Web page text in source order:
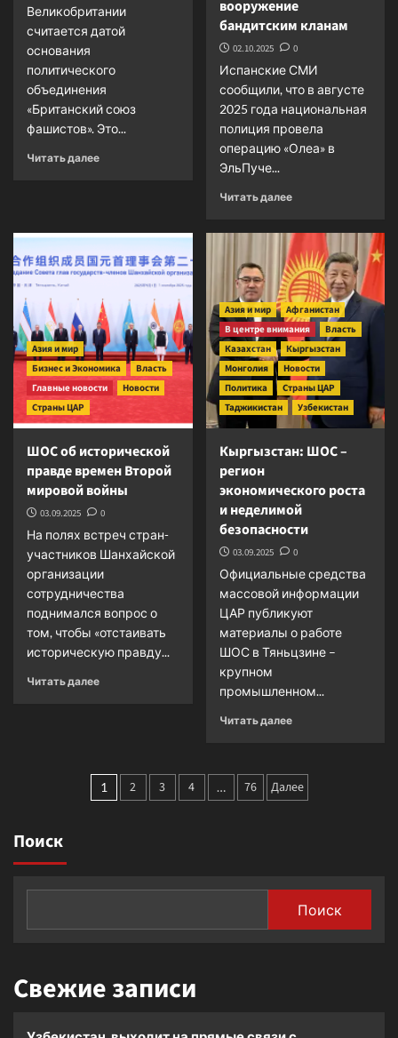
Великобритании
считается датой
основания
политического
объединения
«Британский союз
фашистов». Это...
Читать далееПрочитать
и
даты
в
истории
вооружение
бандитским кланам
02.10.2025 0
Испанские СМИ
сообщили, что в августе
2025 года национальная
полиция провела
операцию «Олеа» в
ЭльПуче...
Читать далееПрочитать
Как
богатеют
украинские
«стрелковые
бароны»,
продавая
НАТОвское
вооружение
бандитским
кланам
Азия и мир
Бизнес и Экономика
Власть
Главные новости
Новости
Страны ЦАР
ШОС об исторической
правде времен Второй
мировой войны
03.09.2025 0
На полях встреч стран-
участников Шанхайской
организации
сотрудничества
поднимался вопрос о
том, чтобы «отстаивать
историческую правду...
Читать далееПрочитать
правде
времен
Азия и мир
Афганистан
В центре внимания
Власть
Казахстан
Кыргызстан
Монголия
Новости
Политика
Страны ЦАР
Таджикистан
Узбекистан
Кыргызстан: ШОС –
регион
экономического роста
и неделимой
безопасности
03.09.2025 0
Официальные средства
массовой информации
ЦАР публикуют
материалы о работе
ШОС в Тяньцзине –
крупном
промышленном...
Читать далееПрочитать
ШОС
–
неделимой
безопасности
Пагинация
1 2 3 4 … 76 Далее
Поиск
Поиск
Свежие записи